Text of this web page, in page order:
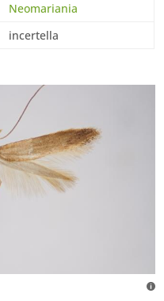
Neomariania
incertella